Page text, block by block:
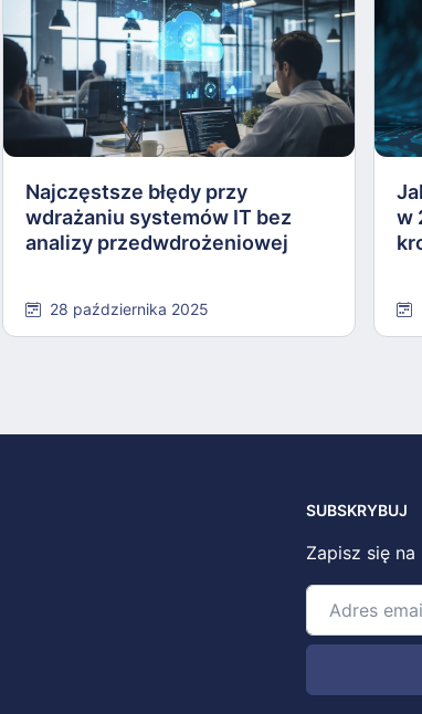
Najczęstsze błędy przy
wdrażaniu systemów IT bez
analizy przedwdrożeniowej
28 października 2025
w
SUBSKRYBUJ
Zapisz się